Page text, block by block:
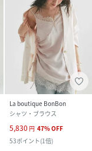
La boutique BonBon
シャツ・ブラウス
5,830 円 47%OFF
53ポイント(1倍)